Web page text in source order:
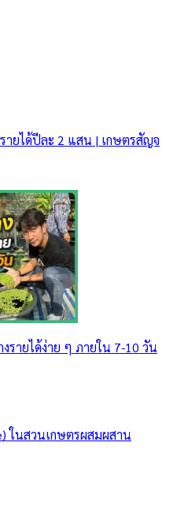
ายได้ปีละ 2 แสน | เกษตรสัญจ
รายได้ง่าย ๆ ภายใน 7-10 วัน
ในสวนเกษตรผสมผสาน